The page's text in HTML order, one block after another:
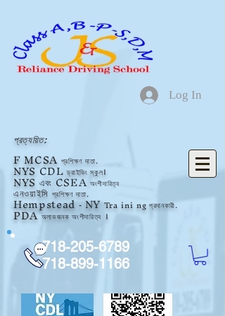
Log In
প্রত্যয়িত:
FMCSAপ্রশিক্ষণ দাতা.
NYSCDLড্রাইভিং স্কুল।
NYSএবং CSEAঅংশীদারিত্ব
এনওয়াইসিপ্রশিক্ষণ দাতা.
Hempstead- NYTra ining প্রদানকারী.
PDAঅলাভজনকঅংশীদারিত্ব ।
718-205-6789
718-899-1166